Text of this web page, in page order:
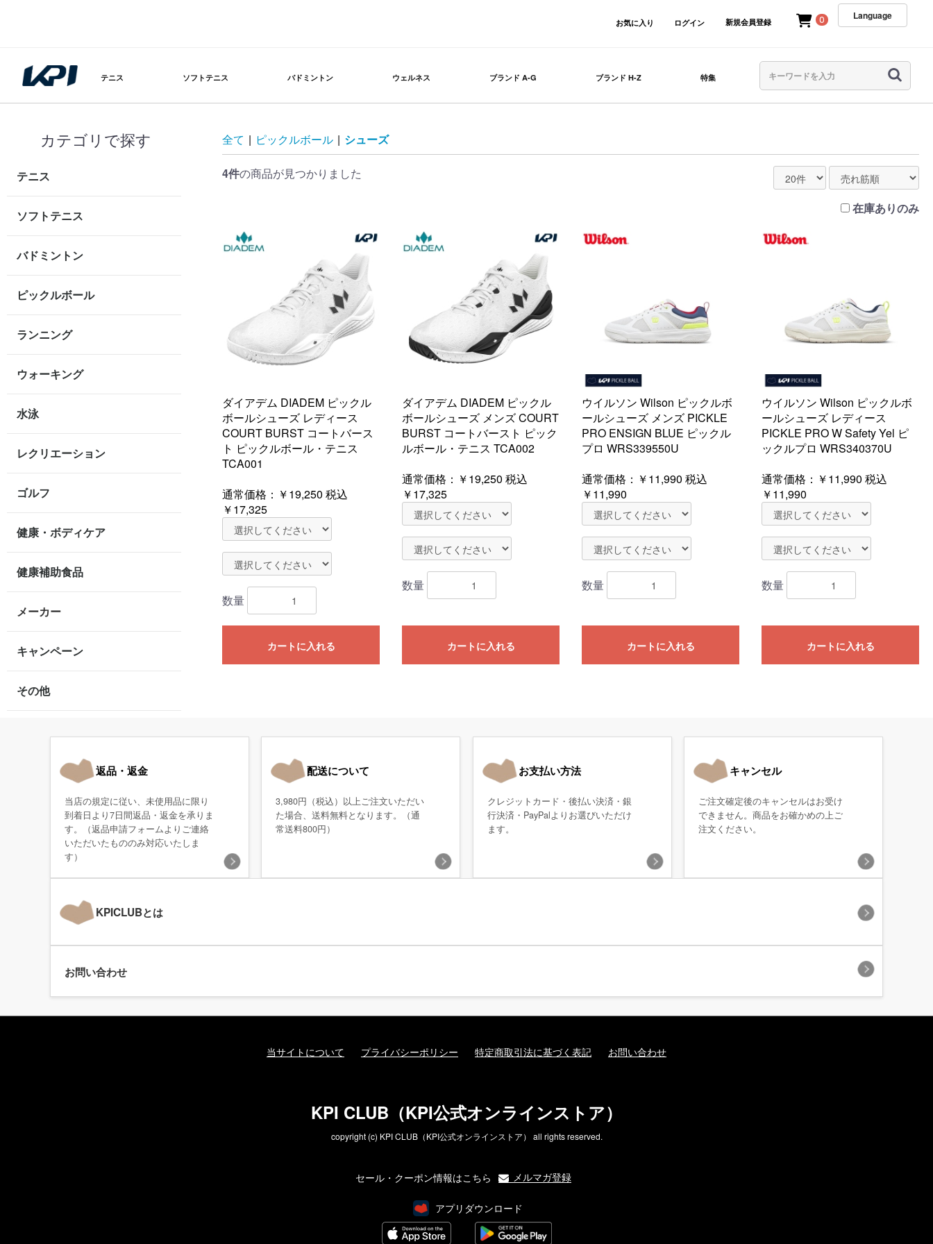
お気に入り ログイン 新規会員登録 0 Language
テニス ソフトテニス バドミントン ウェルネス ブランド A-G ブランド H-Z 特集
カテゴリで探す
テニス
ソフトテニス
バドミントン
ピックルボール
ランニング
ウォーキング
水泳
レクリエーション
ゴルフ
健康・ボディケア
健康補助食品
メーカー
キャンペーン
その他
全て | ピックルボール | シューズ
4件の商品が見つかりました
在庫ありのみ
ダイアデム DIADEM ピックル
ボールシューズ レディース
COURT BURST コートバース
ト ピックルボール・テニス
TCA001
通常価格： ￥19,250 税込
￥17,325
数量
カートに入れる
ダイアデム DIADEM ピックル
ボールシューズ メンズ COURT
BURST コートバースト ピック
ルボール・テニス TCA002
通常価格： ￥19,250 税込
￥17,325
数量
カートに入れる
ウイルソン Wilson ピックルボ
ールシューズ メンズ PICKLE
PRO ENSIGN BLUE ピックル
プロ WRS339550U
通常価格： ￥11,990 税込
￥11,990
数量
カートに入れる
ウイルソン Wilson ピックルボ
ールシューズ レディース
PICKLE PRO W Safety Yel ピ
ックルプロ WRS340370U
通常価格： ￥11,990 税込
￥11,990
数量
カートに入れる
返品・返金
当店の規定に従い、未使用品に限り
到着日より7日間返品・返金を承りま
す。（返品申請フォームよりご連絡
いただいたもののみ対応いたしま
す）
配送について
3,980円（税込）以上ご注文いただい
た場合、送料無料となります。（通
常送料800円）
お支払い方法
クレジットカード・後払い決済・銀
行決済・PayPalよりお選びいただけ
ます。
キャンセル
ご注文確定後のキャンセルはお受け
できません。商品をお確かめの上ご
注文ください。
KPICLUBとは
お問い合わせ
当サイトについて プライバシーポリシー 特定商取引法に基づく表記 お問い合わせ
KPI CLUB（KPI公式オンラインストア）
copyright (c) KPI CLUB（KPI公式オンラインストア） all rights reserved.
セール・クーポン情報はこちら メルマガ登録
アプリダウンロード